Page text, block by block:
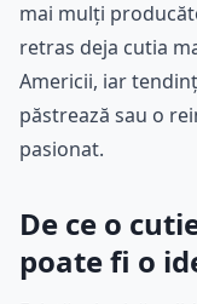
mai mulți
retras deja cutia
Americii, iar
păstrează sau o
pasionat.
De ce o
poate fi o